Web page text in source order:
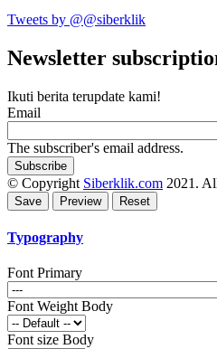
Tweets by @@siberklik
Newsletter
Ikuti berita terupdate kami!
Email
The subscriber's email address.
© Copyright Siberklik.com 2021.
Typography
Font Primary
Font Weight Body
Font size Body